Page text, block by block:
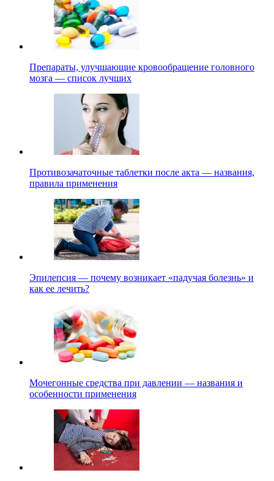
Препараты, улучшающие кровообращение головного
мозга — список лучших
Противозачаточные таблетки после акта — названия,
правила применения
Эпилепсия — почему возникает «падучая болезнь» и
как ее лечить?
Мочегонные средства при давлении — названия и
особенности применения